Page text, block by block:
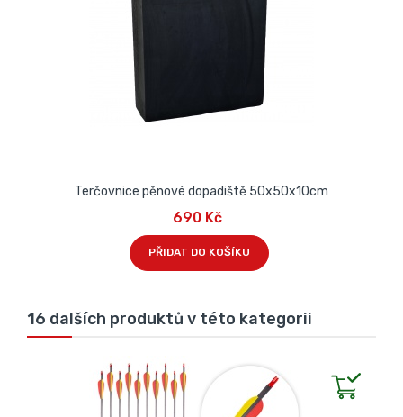
Terčovnice pěnové dopadiště 50x50x10cm
690 Kč
PŘIDAT DO KOŠÍKU
16 dalších produktů v této kategorii